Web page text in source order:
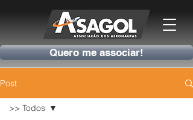
Quero me associar!
Post
>> Todos